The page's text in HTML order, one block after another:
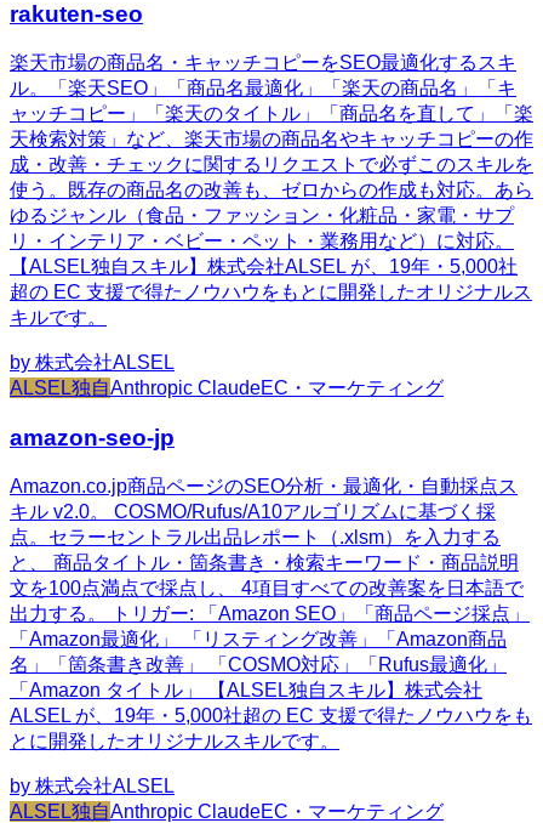
rakuten-seo
楽天市場の商品名・キャッチコピーをSEO最適化するスキ
ル。「楽天SEO」「商品名最適化」「楽天の商品名」「キ
ャッチコピー」「楽天のタイトル」「商品名を直して」「楽
天検索対策」など、楽天市場の商品名やキャッチコピーの作
成・改善・チェックに関するリクエストで必ずこのスキルを
使う。既存の商品名の改善も、ゼロからの作成も対応。あら
ゆるジャンル（食品・ファッション・化粧品・家電・サプ
リ・インテリア・ベビー・ペット・業務用など）に対応。
【ALSEL独自スキル】株式会社ALSEL が、19年・5,000社
超の EC 支援で得たノウハウをもとに開発したオリジナルス
キルです。
by 株式会社ALSEL
ALSEL独自Anthropic ClaudeEC・マーケティング
amazon-seo-jp
Amazon.co.jp商品ページのSEO分析・最適化・自動採点ス
キル v2.0。 COSMO/Rufus/A10アルゴリズムに基づく採
点。セラーセントラル出品レポート（.xlsm）を入力する
と、 商品タイトル・箇条書き・検索キーワード・商品説明
文を100点満点で採点し、 4項目すべての改善案を日本語で
出力する。 トリガー: 「Amazon SEO」「商品ページ採点」
「Amazon最適化」 「リスティング改善」「Amazon商品
名」「箇条書き改善」 「COSMO対応」「Rufus最適化」
「Amazon タイトル」 【ALSEL独自スキル】株式会社
ALSEL が、19年・5,000社超の EC 支援で得たノウハウをも
とに開発したオリジナルスキルです。
by 株式会社ALSEL
ALSEL独自Anthropic ClaudeEC・マーケティング